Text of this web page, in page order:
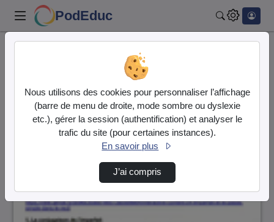
PodEduc
19 vidéos trouvées
Audio Vidéo
Direction de tri
Nous utilisons des cookies pour personnaliser l’affichage
(barre de menu de droite, mode sombre ou dyslexie
etc.), gérer la session (authentification) et analyser le
trafic du site (pour certaines instances).
En savoir plus
J’ai compris